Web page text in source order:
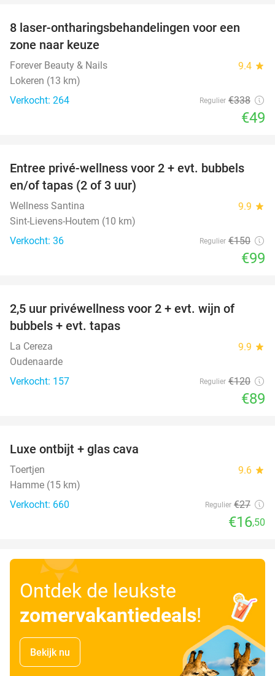
86%
8 laser-ontharingsbehandelingen voor een
zone naar keuze
Forever Beauty & Nails 9.4 star
Lokeren (13 km)
Verkocht: 264
Regulier €338
€49
34%
Entree privé-wellness voor 2 + evt. bubbels
en/of tapas (2 of 3 uur)
Wellness Santina 9.9 star
Sint-Lievens-Houtem (10 km)
Verkocht: 36
Regulier €150
€99
2,5 uur privéwellness voor 2 + evt. wijn of
bubbels + evt. tapas
La Cereza 9.9 star
Oudenaarde
Verkocht: 157
Regulier €120
€89
Luxe ontbijt + glas cava
Toertjen 9.6 star
Hamme (15 km)
Verkocht: 660
Regulier €27
€16,50
Ontdek de leukste
zomervakantiedeals!
Bekijk nu